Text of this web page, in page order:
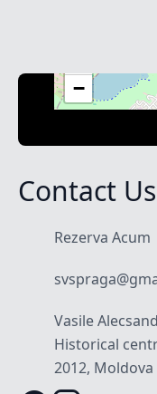
−
Contact Us
Rezerva Acum
Vasile
Historical
2012, Moldova